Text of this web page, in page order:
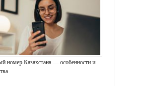
номер Казахстана — особенности и